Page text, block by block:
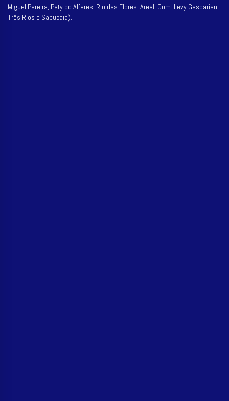
Miguel Pereira, Paty do Alferes, Rio das Flores, Areal, Com. Levy Gasparian,
Três Rios e Sapucaia).